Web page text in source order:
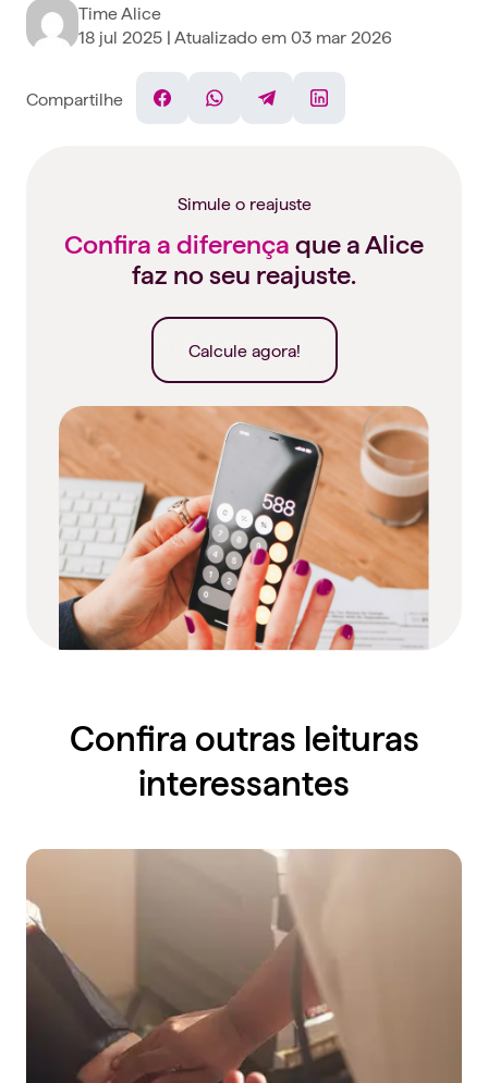
Time Alice
18 jul 2025 | Atualizado em 03 mar 2026
Compartilhe
FacebookWhatsAppTelegramLinkedin
Simule o reajuste
Confira a diferença que a Alice
faz no seu reajuste.
Calcule agora!
Confira outras leituras
interessantes